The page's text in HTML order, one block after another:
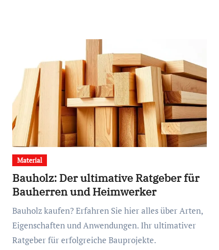
Material
Bauholz: Der ultimative Ratgeber für
Bauherren und Heimwerker
Bauholz kaufen? Erfahren Sie hier alles über Arten,
Eigenschaften und Anwendungen. Ihr ultimativer
Ratgeber für erfolgreiche Bauprojekte.